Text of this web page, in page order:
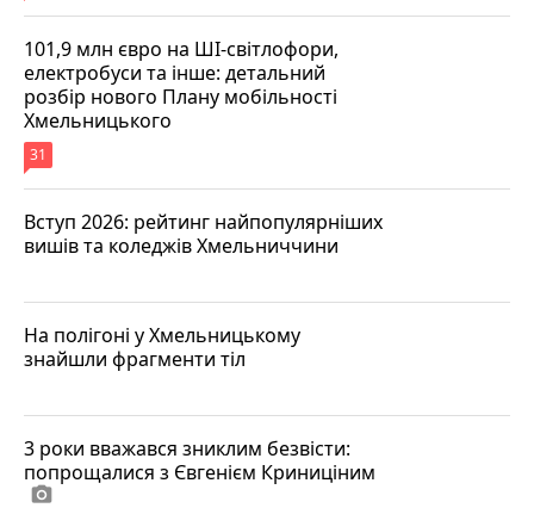
101,9 млн євро на ШІ-світлофори,
електробуси та інше: детальний
розбір нового Плану мобільності
Хмельницького
31
Вступ 2026: рейтинг найпопулярніших
вишів та коледжів Хмельниччини
На полігоні у Хмельницькому
знайшли фрагменти тіл
3 роки вважався зниклим безвісти:
попрощалися з Євгенієм Криниціним
photo_camera